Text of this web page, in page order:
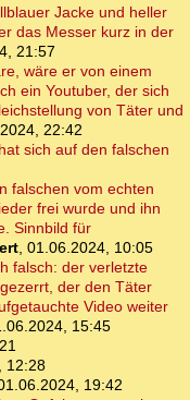
Jacke und heller
das Messer kurz in der
21:57
wäre er von einem
ein Youtuber, der sich
von Täter und
22:42
sich auf den falschen
falschen vom echten
frei wurde und ihn
Sinnbild für
, 01.06.2024, 10:05
falsch: der verletzte
der den Täter
Video weiter
15:45
12:28
19:42